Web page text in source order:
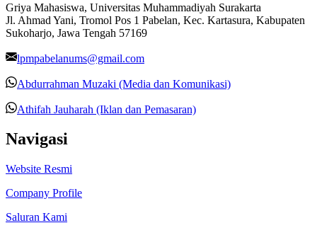
Griya Mahasiswa, Universitas Muhammadiyah Surakarta
Jl. Ahmad Yani, Tromol Pos 1 Pabelan, Kec. Kartasura, Kabupaten
Sukoharjo, Jawa Tengah 57169
lpmpabelanums@gmail.com
Abdurrahman Muzaki (Media dan Komunikasi)
Athifah Jauharah (Iklan dan Pemasaran)
Navigasi
Website Resmi
Company Profile
Saluran Kami